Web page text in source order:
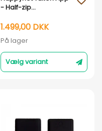
- Half-zip
Dame
1.499,00 DKK
På lager
Vælg variant